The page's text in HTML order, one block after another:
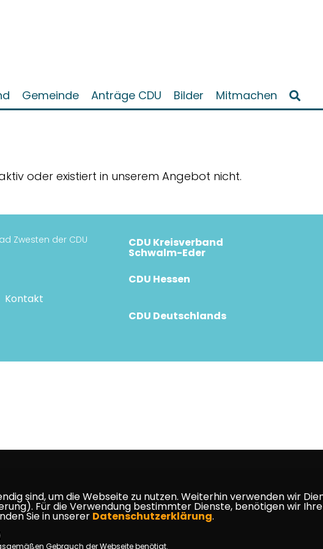
Gemeinde Anträge CDU Bilder Mitmachen
oder existiert in unserem Angebot nicht.
Zwesten der CDU
Kontakt
CDU Kreisverband
Schwalm-Eder
CDU Hessen
CDU Deutschlands
sind, um die Webseite zu nutzen. Weiterhin verwenden wir
Für die Verwendung bestimmter Dienste, benötigen wir Ihre
Sie in unserer Datenschutzerklärung.
Gebrauch der Webseite benötigt.